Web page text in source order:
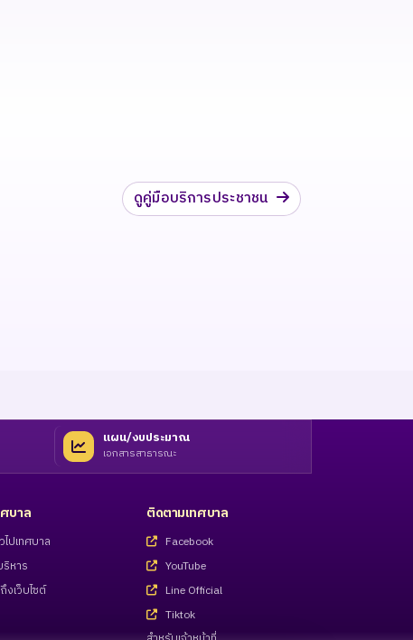
ดูคู่มือบริการประชาชน
แผน/งบประมาณ
เอกสารสาธารณะ
บาล
ปเทศบาล
หาร
งเว็บไซต์
ติดตามเทศบาล
Facebook
YouTube
Line Official
Tiktok